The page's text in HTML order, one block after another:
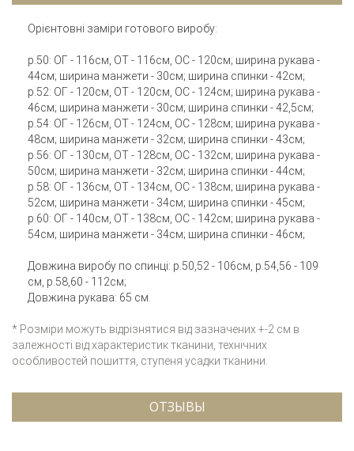
Орієнтовні заміри готового виробу:
р.50: ОГ - 116см, ОТ - 116см, ОС - 120см; ширина рукава -
44см; ширина манжети - 30см; ширина спинки - 42см;
р.52: ОГ - 120см, ОТ - 120см, ОС - 124см; ширина рукава -
46см; ширина манжети - 30см; ширина спинки - 42,5см;
р.54: ОГ - 126см, ОТ - 124см, ОС - 128см; ширина рукава -
48см; ширина манжети - 32см; ширина спинки - 43см;
р.56: ОГ - 130см, ОТ - 128см, ОС - 132см; ширина рукава -
50см; ширина манжети - 32см; ширина спинки - 44см;
р.58: ОГ - 136см, ОТ - 134см, ОС - 138см; ширина рукава -
52см; ширина манжети - 34см; ширина спинки - 45см;
р.60: ОГ - 140см, ОТ - 138см, ОС - 142см; ширина рукава -
54см; ширина манжети - 34см; ширина спинки - 46см;
Довжина виробу по спинці: р.50,52 - 106см, р.54,56 - 109
см, р.58,60 - 112см;
Довжина рукава: 65 см.
* Розміри можуть відрізнятися від зазначених +-2 см в
залежності від характеристик тканини, технічних
особливостей пошиття, ступеня усадки тканини.
ОТЗЫВЫ